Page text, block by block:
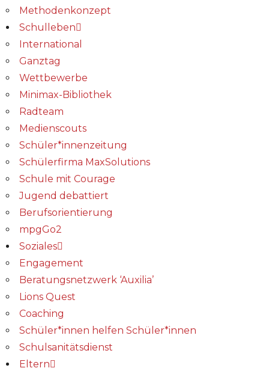
Methodenkonzept
Schulleben
International
Ganztag
Wettbewerbe
Minimax-Bibliothek​
Radteam
Medienscouts
Schüler*innenzeitung
Schülerfirma MaxSolutions
Schule mit Courage
Jugend debattiert
Berufsorientierung
mpgGo2
Soziales
Engagement
Beratungsnetzwerk ‘Auxilia’
Lions Quest
Coaching
Schüler*innen helfen Schüler*innen
Schulsanitätsdienst
Eltern